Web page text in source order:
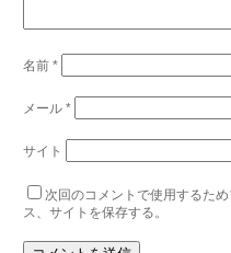
名前*
メール*
サイト
次回のコメントで使用するた
ス、サイトを保存する。